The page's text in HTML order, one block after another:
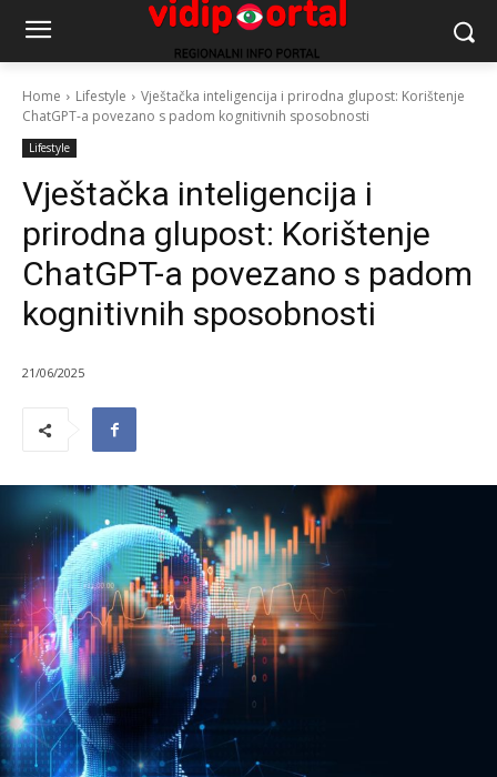
Home Lifestyle
Vještačka inteligencija i prirodna glupost: Korištenje
ChatGPT-a povezano s padom kognitivnih sposobnosti
Lifestyle
Vještačka inteligencija i
prirodna glupost: Korištenje
ChatGPT-a povezano s padom
kognitivnih sposobnosti
21/06/2025